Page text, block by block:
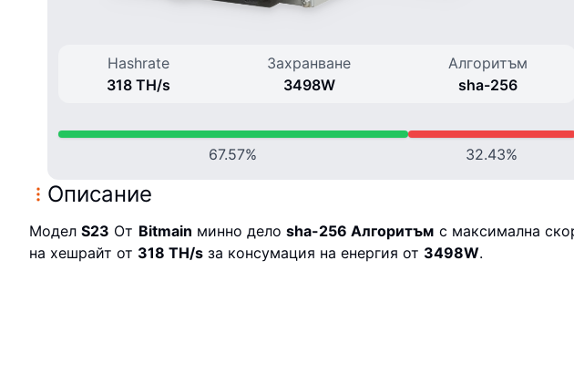
Hashrate
318 TH/s
Захранване
3498W
Алгоритъм
sha-256
67.57% 32.43%
Описание
Модел S23 От Bitmain минно дело sha-256 Алгоритъм с максимална
на хешрайт от 318 TH/s за консумация на енергия от 3498W.